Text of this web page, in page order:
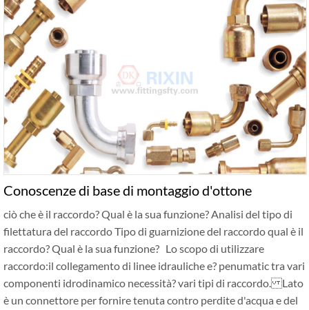
Conoscenze di base di montaggio d'ottone
ciò che è il raccordo? Qual è la sua funzione? Analisi del tipo di
filettatura del raccordo Tipo di guarnizione del raccordo qual è il
raccordo? Qual è la sua funzione? Lo scopo di utilizzare
raccordo:il collegamento di linee idrauliche e? penumatic tra vari
componenti idrodinamico necessità? vari tipi di raccordo. Lato
è un connettore per fornire tenuta contro perdite d'acqua e del